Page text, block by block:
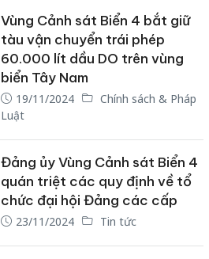
Vùng Cảnh sát Biển 4 bắt giữ
tàu vận chuyển trái phép
60.000 lít dầu DO trên vùng
biển Tây Nam
19/11/2024
Chính sách & Pháp
Luật
Đảng ủy Vùng Cảnh sát Biển 4
quán triệt các quy định về tổ
chức đại hội Đảng các cấp
23/11/2024 Tin tức